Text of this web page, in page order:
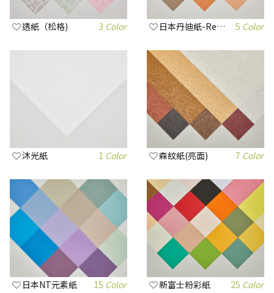
透紙（松格) 3 Color 日本丹迪紙-Reddish系列 5 Color
沐光紙 1 Color 森紋紙(亮面) 7 Color
日本NT元素紙 15 Color 新富士粉彩紙 25 Color